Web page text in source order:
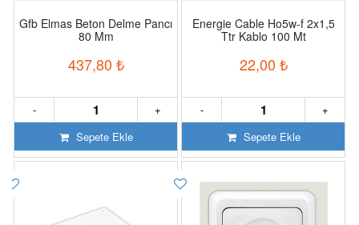
Gfb Elmas Beton Delme Pancı
80 Mm
437,80 ₺
+
-
Sepete Ekle
Energie Cable Ho5w-f 2x1,5
Ttr Kablo 100 Mt
22,00 ₺
+
-
Sepete Ekle